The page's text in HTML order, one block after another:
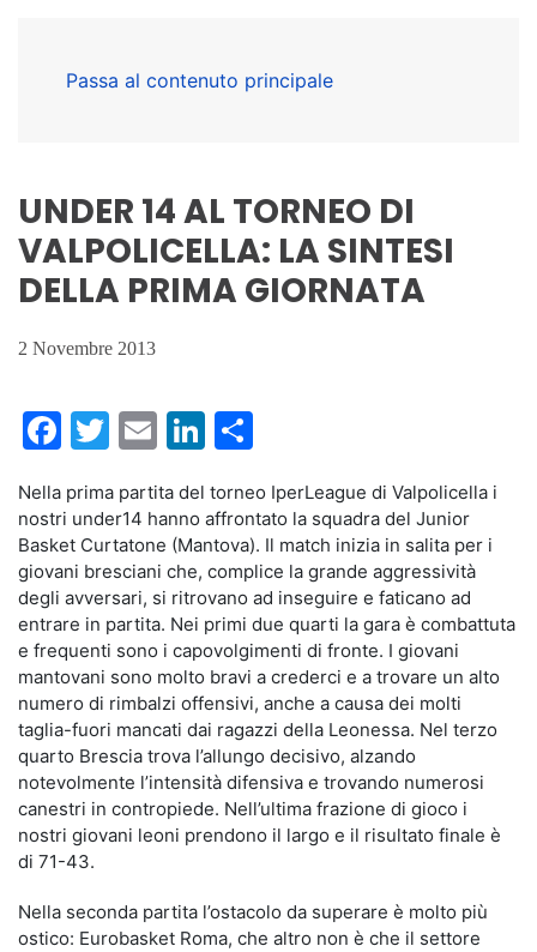
Passa al contenuto principale
UNDER 14 AL TORNEO DI
VALPOLICELLA: LA SINTESI
DELLA PRIMA GIORNATA
2 Novembre 2013
Facebook
Twitter
EmailLinkedIn
Nella prima partita del torneo IperLeague di Valpolicella i
nostri under14 hanno affrontato la squadra del Junior
Basket Curtatone (Mantova). Il match inizia in salita per i
giovani bresciani che, complice la grande aggressività
degli avversari, si ritrovano ad inseguire e faticano ad
entrare in partita. Nei primi due quarti la gara è combattuta
e frequenti sono i capovolgimenti di fronte. I giovani
mantovani sono molto bravi a crederci e a trovare un alto
numero di rimbalzi offensivi, anche a causa dei molti
taglia-fuori mancati dai ragazzi della Leonessa. Nel terzo
quarto Brescia trova l’allungo decisivo, alzando
notevolmente l’intensità difensiva e trovando numerosi
canestri in contropiede. Nell’ultima frazione di gioco i
nostri giovani leoni prendono il largo e il risultato finale è
di 71-43.
Nella seconda partita l’ostacolo da superare è molto più
ostico: Eurobasket Roma, che altro non è che il settore